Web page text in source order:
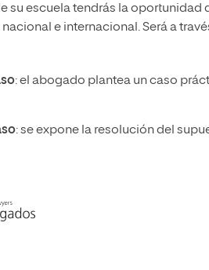
su escuela tendrás la
e internacional. Será a
: el abogado plantea un caso
: se expone la resolución del